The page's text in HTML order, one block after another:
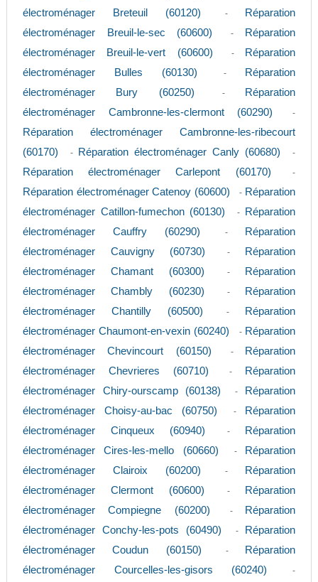
électroménager Breteuil (60120)
-
Réparation
électroménager Breuil-le-sec (60600)
-
Réparation
électroménager Breuil-le-vert (60600)
-
Réparation
électroménager Bulles (60130)
-
Réparation
électroménager Bury (60250)
-
Réparation
électroménager Cambronne-les-clermont (60290)
-
Réparation électroménager Cambronne-les-ribecourt
(60170)
- Réparation électroménager Canly (60680) -
Réparation électroménager Carlepont (60170) -
Réparation électroménager Catenoy (60600) - Réparation
électroménager Catillon-fumechon (60130)
-
Réparation
électroménager Cauffry (60290)
-
Réparation
électroménager Cauvigny (60730)
-
Réparation
électroménager Chamant (60300)
-
Réparation
électroménager Chambly (60230)
-
Réparation
électroménager Chantilly (60500)
-
Réparation
électroménager Chaumont-en-vexin (60240)
- Réparation
électroménager Chevincourt (60150)
-
Réparation
électroménager Chevrieres (60710)
-
Réparation
électroménager Chiry-ourscamp (60138)
-
Réparation
électroménager Choisy-au-bac (60750)
-
Réparation
électroménager Cinqueux (60940)
-
Réparation
électroménager Cires-les-mello (60660)
-
Réparation
électroménager Clairoix (60200)
-
Réparation
électroménager Clermont (60600)
-
Réparation
électroménager Compiegne (60200)
-
Réparation
électroménager Conchy-les-pots (60490)
-
Réparation
électroménager Coudun (60150)
-
Réparation
électroménager Courcelles-les-gisors (60240)
-